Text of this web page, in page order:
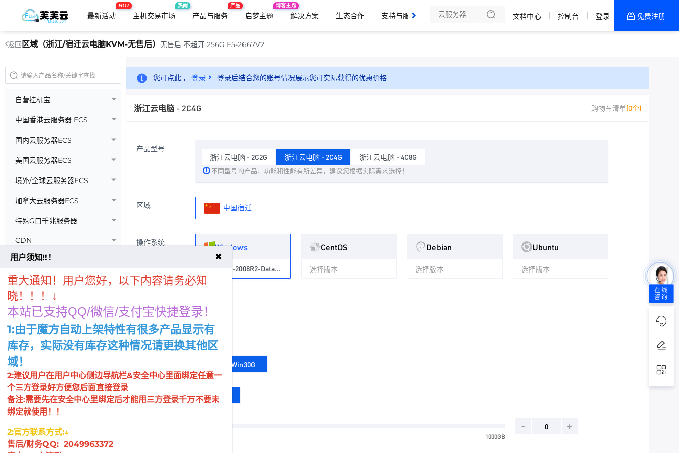
最新活动
HOT
主机交易市场
热闹
产品与服务
产品
启梦主题
博客主题
解决方案 生态合作 支持与服务
了解我们
文档中心 控制台 登录 免费注册
返回 区域（浙江/宿迁云电脑KVM-无售后） 无售后 不超开 256G E5-2667V2
自营挂机宝
中国香港云服务器 ECS
国内云服务器ECS
美国云服务器ECS
境外/全球云服务器ECS
加拿大云服务器ECS
特殊G口千兆服务器
CDN
魔方财务定制插件
周边产品
陕西宿主机
NAT挂机宝机器（不是自营）
浙江/宿迁云电脑
KVM-无售后
您可点此 ， 登录 登录后结合您的账号情况展示您可实际获得的优惠价格
浙江云电脑 - 2C4G 购物车清单(0个)
产品型号
浙江云电脑 - 2C2G
浙江云电脑 - 2C4G 浙江云电脑 - 4C8G
不同型号的产品，功能和性能有所差异，建议您根据实际需求选择！
区域 中国宿迁
操作系统 Windows
Windows-2008R2-Datacenter-cn
CentOS
选择版本
Debian
选择版本
Ubuntu
选择版本
内存 4G
Lin30G,Win30G
带宽 5Mbps
1000GB
- +
在线
咨询
用户须知!!！ ✖
重大通知！用户您好，以下内容请务必知
晓！！！
↓
本站已支持QQ/微信/支付宝快捷登录！
1:由于魔方自动上架特性有很多产品显示有
库存，实际没有库存这种情况请更换其他区
域！
2:建议用户在用户中心侧边导航栏&安全中心里面绑定任意一
个三方登录好方便您后面直接登录
备注:需要先在安全中心里绑定后才能用三方登录千万不要未
绑定就使用！！
2:官方联系方式:↓
售后/财务QQ: 2049963372